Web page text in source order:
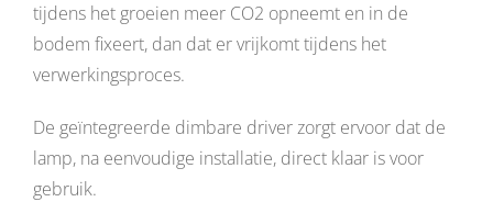
tijdens het groeien meer CO2 opneemt en in de
bodem fixeert, dan dat er vrijkomt tijdens het
verwerkingsproces.
De geïntegreerde dimbare driver zorgt ervoor dat de
lamp, na eenvoudige installatie, direct klaar is voor
gebruik.